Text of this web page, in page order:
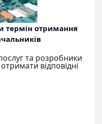
термін отримання
та розробники
відповідні